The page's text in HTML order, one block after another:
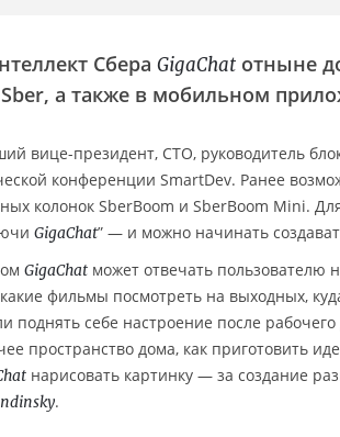
Сбера GigaChat отныне
а также в мобильном
вице-президент, CTO, руководитель
конференции SmartDev. Ранее
колонок SberBoom и SberBoom Mini.
GigaChat” — и можно начинать
GigaChat может отвечать пользователю
фильмы посмотреть на выходных,
поднять себе настроение после
пространство дома, как приготовить
нарисовать картинку — за создание
.